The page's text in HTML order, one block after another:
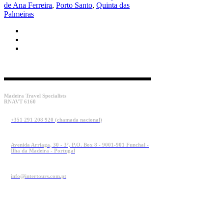
de Ana Ferreira, Porto Santo, Quinta das
Palmeiras
Madeira Travel Specialists
RNAVT 6160
+351 291 208 920 (chamada nacional)
Avenida Arriaga, 30 - 3º, P.O. Box 8 - 9001-901 Funchal -
Ilha da Madeira - Portugal
info@intertours.com.pt